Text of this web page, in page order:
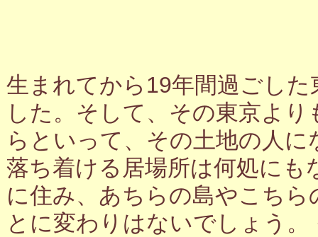
生まれてから19年間過ごし
した。そして、その東京よ
らといって、その土地の人
落ち着ける居場所は何処に
に住み、あちらの島やこち
とに変わりはないでしょう